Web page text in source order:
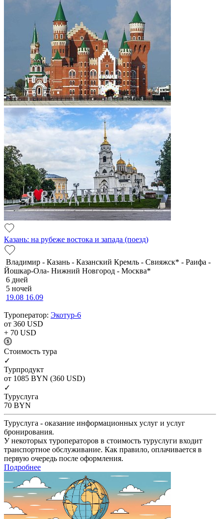
Казань: на рубеже востока и запада (поезд)
Владимир - Казань - Казанский Кремль - Свияжск* - Раифа -
Йошкар-Ола- Нижний Новгород - Москва*
6 дней
5 ночей
19.08 16.09
Туроператор: Экотур-6
от 360 USD
+ 70 USD
Cтоимость тура
✓
Турпродукт
от 1085 BYN (360 USD)
✓
Туруслуга
70 BYN
Туруслуга - оказание информационных услуг и услуг
бронирования.
У некоторых туроператоров в стоимость туруслуги входит
транспортное обслуживание. Как правило, оплачивается в
первую очередь после оформления.
Подробнее